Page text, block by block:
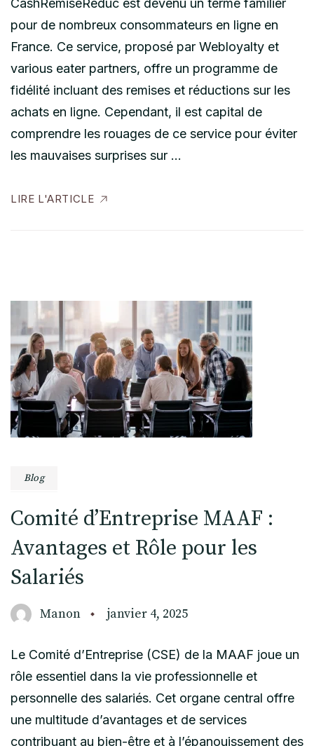
CashRemiseReduc est devenu un terme familier
pour de nombreux consommateurs en ligne en
France. Ce service, proposé par Webloyalty et
various eater partners, offre un programme de
fidélité incluant des remises et réductions sur les
achats en ligne. Cependant, il est capital de
comprendre les rouages de ce service pour éviter
les mauvaises surprises sur …
LIRE L'ARTICLE
Blog
Comité d’Entreprise MAAF :
Avantages et Rôle pour les
Salariés
Manon janvier 4, 2025
Le Comité d’Entreprise (CSE) de la MAAF joue un
rôle essentiel dans la vie professionnelle et
personnelle des salariés. Cet organe central offre
une multitude d’avantages et de services
contribuant au bien-être et à l’épanouissement des